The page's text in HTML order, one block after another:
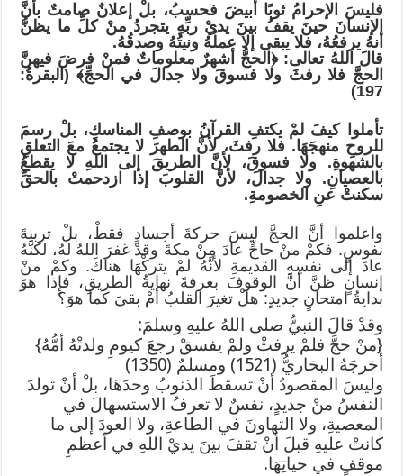
فليسَ الإحرامُ ثوبًا أبيضَ فحسبُ، بلْ إعلانٌ صامتٌ بأنَّ
الإنسانَ حينَ يقفُ بينَ يديْ ربِّهِ يتجردُ منْ كلِّ ما يظنُّ
أنهُ يرفعُهُ، فلا يبقى إلا عملُهُ ونيتُهُ وصدقُهُ.
​قالَ اللهُ تعالى: ﴿الحجُّ أشهرٌ معلوماتٌ فمنْ فرضَ فيهنَّ
الحجَّ فلا رفثَ ولا فسوقَ ولا جدالَ في الحجِّ﴾ (البقرةُ:
197)
​تأملوا كيفَ لمْ يكتفِ القرآنُ بوصفِ المناسكِ، بلْ رسمَ
للروحِ منهجَهَا. فلا رفثَ، لأنَّ الطهرَ لا يجتمعُ معَ التعلقِ
بالشهوةِ. ولا فسوقَ، لأنَّ الطريقَ إلى اللهِ لا يقطعُ
بالعصيانِ. ولا جدالَ، لأنَّ القلوبَ إذا ازدحمتْ بالحقِّ
سكنتْ عنِ الخصومةِ.
​واعلموا أنَّ الحجَّ ليسَ حركةَ أجسادٍ فقطْ، بلْ تربيةَ
نفوسٍ. فكمْ منْ حاجٍّ عادَ منْ مكةَ وقدْ غفرَ اللهُ لهُ، لكنَّهُ
عادَ إلى نفسِهِ القديمةِ لأنَّهُ لمْ يتركْهَا هناكَ. وكمْ منْ
إنسانٍ ظنَّ أنَّ الوقوفَ بعرفةَ نهايةُ الطريقِ، فإِذا هوَ
بدايةُ امتحانٍ جديدٍ: هلْ تغيرَ القلبُ أمْ بقيَ كما هوَ؟
​وقدْ قالَ النبيُّ صلى اللهُ عليهِ وسلمَ:
{منْ حجَّ فلمْ يرفثْ ولمْ يفسقْ رجعَ كيومِ ولدتْهُ أمُّهُ}
أخرجَهُ البخاريُّ (1521) ومسلمٌ (1350)
​وليسَ المقصودُ أنْ تسقطَ الذنوبُ وحدَهَا، بلْ أنْ تولدَ
النفسُ منْ جديدٍ، نفسٌ لا تعرفُ الاستسهالَ في
المعصيةِ، ولا التهاونَ في الطاعةِ، ولا العودَ إلى ما
كانتْ عليهِ قبلَ أنْ تقفَ بينَ يديْ اللهِ في أعظمِ
موقفٍ في حياتِهَا.